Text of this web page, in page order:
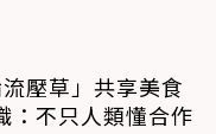
壓草」共享美食
：不只人類懂合作